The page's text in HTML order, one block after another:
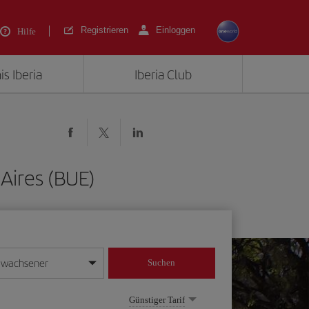
Hilfe Registrieren Einloggen
Iberia Iberia Club
(BUE)
Tag/Monat/Jahr ein
Suchen
Günstiger Tarif